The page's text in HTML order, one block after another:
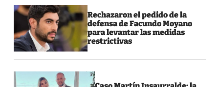
Rechazaron el pedido de la
defensa de Facundo Moyano
para levantar las medidas
restrictivas